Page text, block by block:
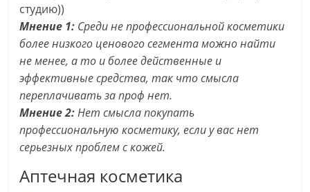
студию))
Мнение 1: Среди не профессиональной косметики
более низкого ценового сегмента можно найти
не менее, а то и более действенные и
эффективные средства, так что смысла
переплачивать за проф нет.
Мнение 2: Нет смысла покупать
профессиональную косметику, если у вас нет
серьезных проблем с кожей.
Аптечная косметика